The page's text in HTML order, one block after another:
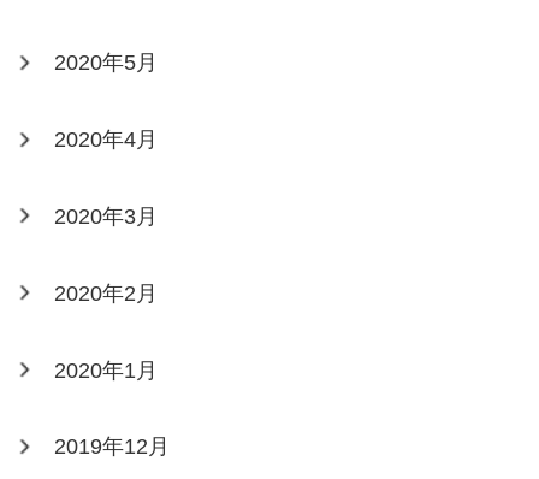
2020年5月
2020年4月
2020年3月
2020年2月
2020年1月
2019年12月